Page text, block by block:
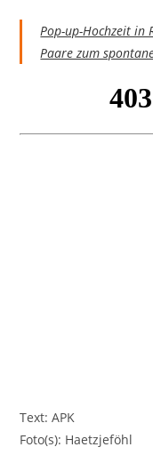
Pop-up-Hochzeit in
Paare zum
Text: APK
Foto(s): Haetzjeföhl